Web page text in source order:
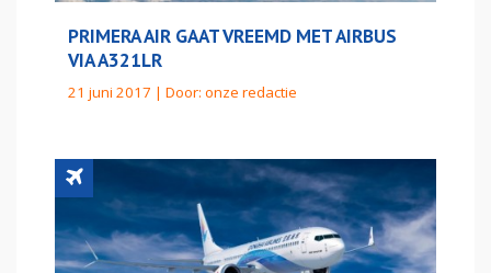
PRIMERA AIR GAAT VREEMD MET AIRBUS
VIA A321LR
21 juni 2017 | Door: onze redactie